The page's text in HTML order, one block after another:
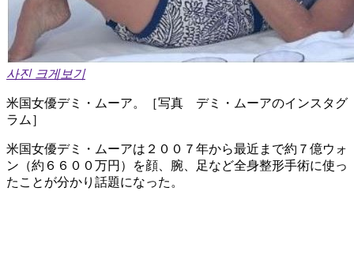
사진 크게보기
米国女優デミ・ムーア。［写真 デミ・ムーアのインスタグ
ラム］
米国女優デミ・ムーアは２００７年から最近まで約７億ウォ
ン（約６６００万円）を顔、腕、足など全身整形手術に使っ
たことが分かり話題になった。